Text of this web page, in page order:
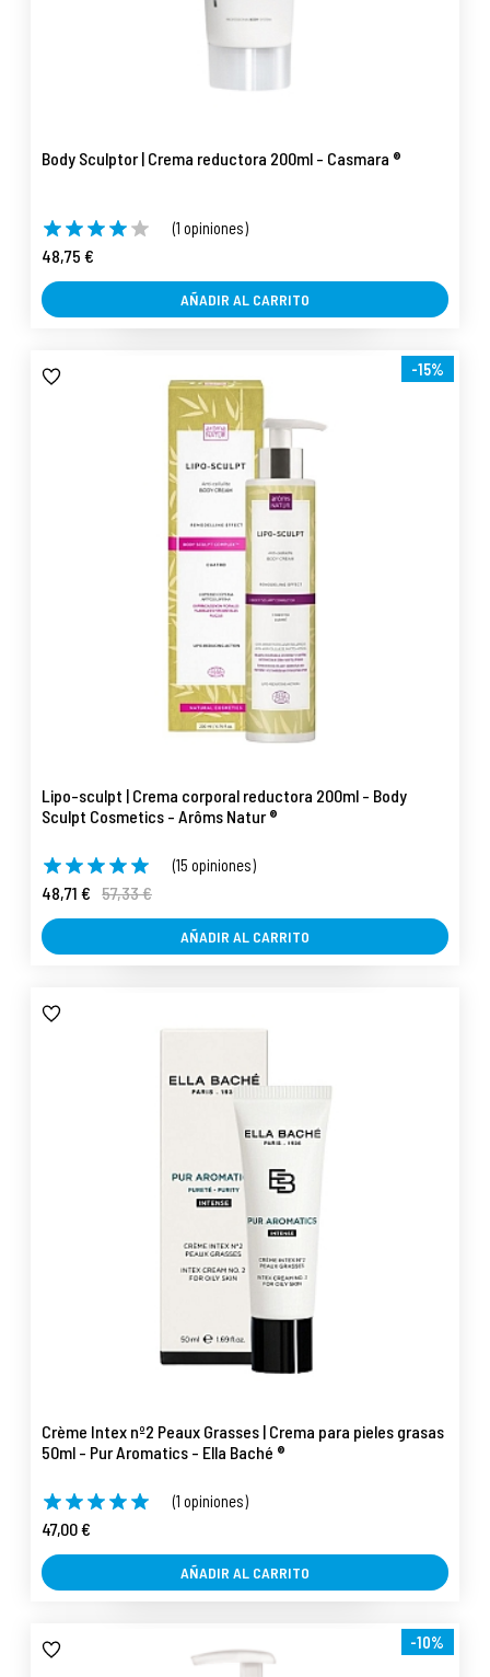
Body Sculptor | Crema reductora 200ml - Casmara ®
(1 opiniones)
48,75 €
AÑADIR AL CARRITO
-15%
Lipo-sculpt | Crema corporal reductora 200ml - Body
Sculpt Cosmetics - Arôms Natur ®
(15 opiniones)
48,71 € 57,33 €
AÑADIR AL CARRITO
Crème Intex nº2 Peaux Grasses | Crema para pieles grasas
50ml - Pur Aromatics - Ella Baché ®
(1 opiniones)
47,00 €
AÑADIR AL CARRITO
-10%